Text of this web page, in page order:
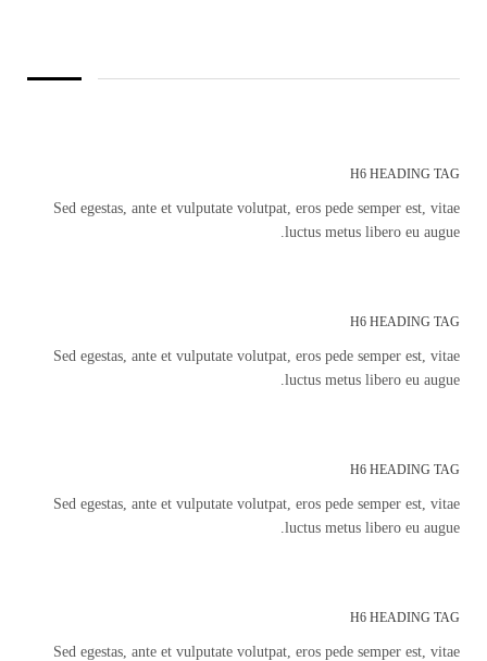
H6 HEADING TAG
Sed egestas, ante et vulputate volutpat, eros pede semper est, vitae
luctus metus libero eu augue.
H6 HEADING TAG
Sed egestas, ante et vulputate volutpat, eros pede semper est, vitae
luctus metus libero eu augue.
H6 HEADING TAG
Sed egestas, ante et vulputate volutpat, eros pede semper est, vitae
luctus metus libero eu augue.
H6 HEADING TAG
Sed egestas, ante et vulputate volutpat, eros pede semper est, vitae